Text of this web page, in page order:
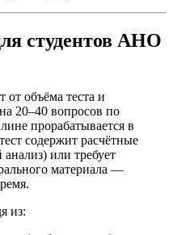
студентов АНО
от объёма теста и
20–40 вопросов по
прорабатывается в
содержит расчётные
или требует
материала —
из: